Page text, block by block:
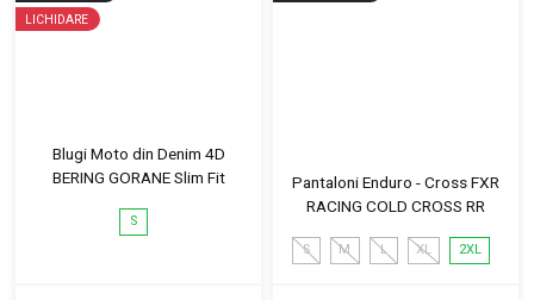
LICHIDARE
Blugi Moto din Denim 4D
BERING GORANE Slim Fit
S
Pantaloni Enduro - Cross FXR
RACING COLD CROSS RR
S M L XL 2XL